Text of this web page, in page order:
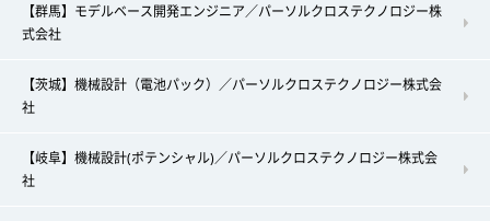
【群馬】モデルベース開発エンジニア／パーソルクロステクノロジー株
式会社
【茨城】機械設計（電池パック）／パーソルクロステクノロジー株式会
社
【岐阜】機械設計(ポテンシャル)／パーソルクロステクノロジー株式会
社